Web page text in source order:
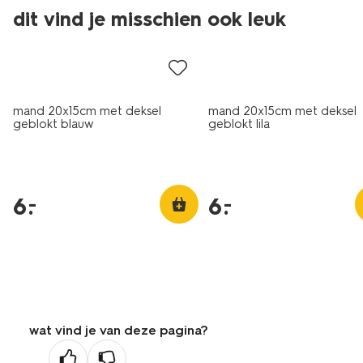
dit vind je misschien ook leuk
laag geprijsd
mand 20x15cm met deksel
geblokt blauw
6.
–
laag geprijsd
mand 20x15cm met deksel
geblokt lila
6.
–
wat vind je van deze pagina?